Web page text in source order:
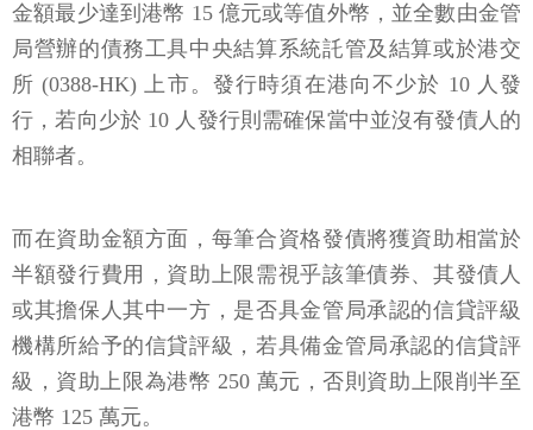
金額最少達到港幣 15 億元或等值外幣，並全數由金管
局營辦的債務工具中央結算系統託管及結算或於港交
所 (0388-HK) 上市。發行時須在港向不少於 10 人發
行，若向少於 10 人發行則需確保當中並沒有發債人的
相聯者。
而在資助金額方面，每筆合資格發債將獲資助相當於
半額發行費用，資助上限需視乎該筆債券、其發債人
或其擔保人其中一方，是否具金管局承認的信貸評級
機構所給予的信貸評級，若具備金管局承認的信貸評
級，資助上限為港幣 250 萬元，否則資助上限削半至
港幣 125 萬元。